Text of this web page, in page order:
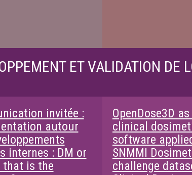
ET VALIDATION DE
invitée :
autour
internes : DM or
that is the
OpenDose3D
clinical
software
SNMMI
challenge